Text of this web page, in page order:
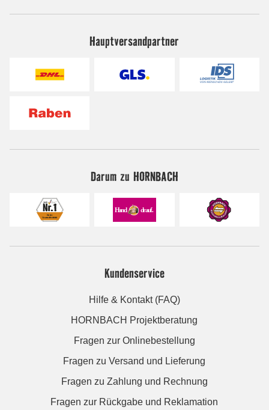
Hauptversandpartner
Darum zu HORNBACH
Kundenservice
Hilfe & Kontakt (FAQ)
HORNBACH Projektberatung
Fragen zur Onlinebestellung
Fragen zu Versand und Lieferung
Fragen zu Zahlung und Rechnung
Fragen zur Rückgabe und Reklamation